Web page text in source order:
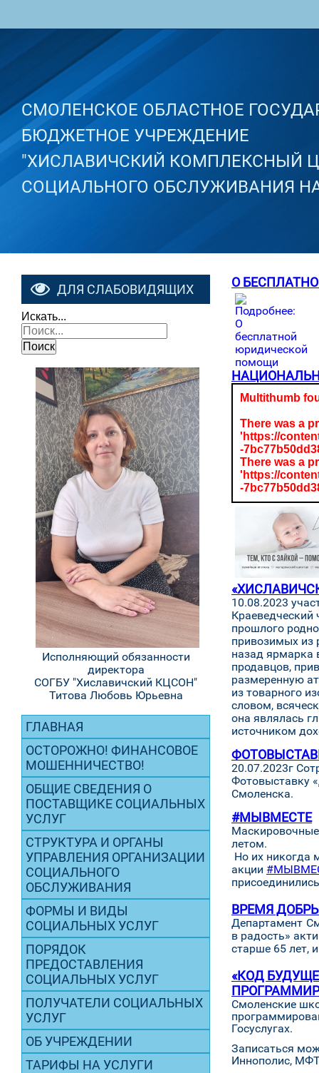
СМОЛЕНСКОЕ ОБЛАСТНОЕ
БЮДЖЕТНОЕ УЧРЕЖДЕНИЕ
"ХИСЛАВИЧСКИЙ КОМПЛЕКСНЫЙ
СОЦИАЛЬНОГО ОБСЛУЖИВАНИЯ
ДЛЯ СЛАБОВИДЯЩИХ
Искать...
Поиск
Исполняющий обязанности
директора
СОГБУ "Хиславичский КЦСОН"
Титова Любовь Юрьевна
ГЛАВНАЯ
ОСТОРОЖНО! ФИНАНСОВОЕ
МОШЕННИЧЕСТВО!
ОБЩИЕ СВЕДЕНИЯ О
ПОСТАВЩИКЕ СОЦИАЛЬНЫХ
УСЛУГ
СТРУКТУРА И ОРГАНЫ
УПРАВЛЕНИЯ ОРГАНИЗАЦИИ
СОЦИАЛЬНОГО
ОБСЛУЖИВАНИЯ
ФОРМЫ И ВИДЫ
СОЦИАЛЬНЫХ УСЛУГ
ПОРЯДОК
ПРЕДОСТАВЛЕНИЯ
СОЦИАЛЬНЫХ УСЛУГ
ПОЛУЧАТЕЛИ СОЦИАЛЬНЫХ
УСЛУГ
ОБ УЧРЕЖДЕНИИ
ТАРИФЫ НА УСЛУГИ
О
Multithumb
There was a
'https://
-
There was a
'https://
-
10.08.2023
прошлого
привозимых из
назад ярмарка
продавцов,
размеренную
из товарного
словом,
она являлась
источником
20.07.2023г
Фотовыставку
Смоленска.
#МЫВМЕСТЕ
летом.
Но их никогда
акции
ВРЕМЯ
Департамент
в радость»
старше 65 лет,
«КОД
Смоленские
Госуслугах.
Записаться
Иннополис,